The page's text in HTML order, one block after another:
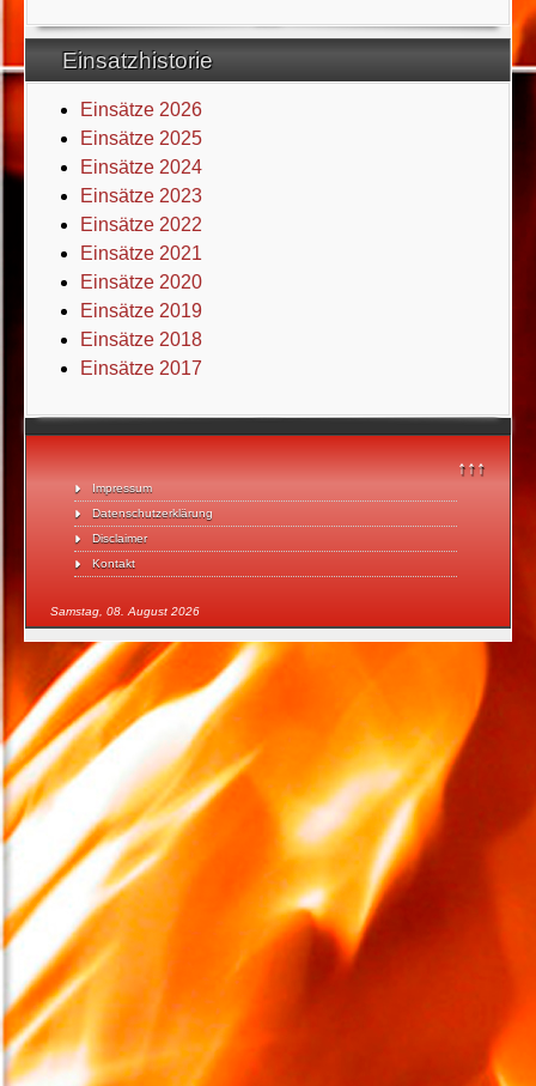
↑↑↑
Impressum
Datenschutzerklärung
Disclaimer
Kontakt
Samstag, 08. August 2026
Einsatzhistorie
Einsätze 2026
Einsätze 2025
Einsätze 2024
Einsätze 2023
Einsätze 2022
Einsätze 2021
Einsätze 2020
Einsätze 2019
Einsätze 2018
Einsätze 2017